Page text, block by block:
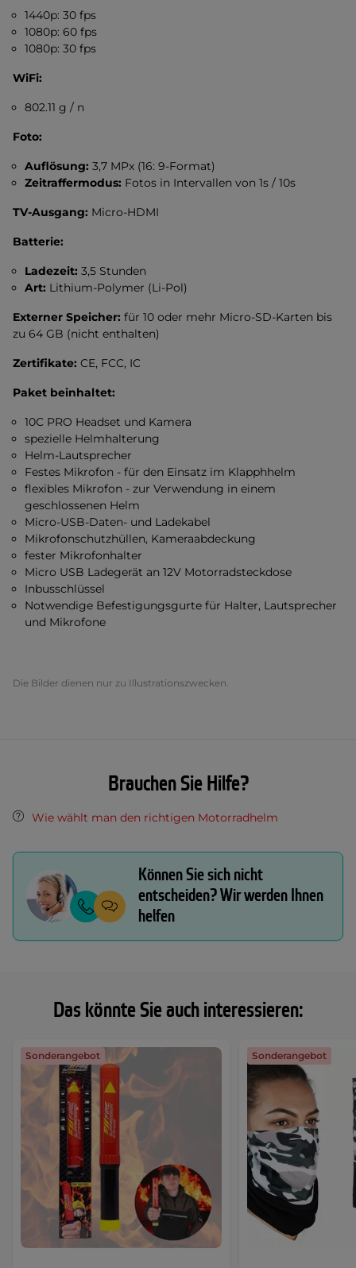
Das könnte Sie auch interessieren:
Sonderangebot Sonderangebot
1440p: 30 fps
1080p: 60 fps
1080p: 30 fps
WiFi:
802.11 g / n
Foto:
Auflösung: 3,7 MPx (16: 9-Format)
Zeitraffermodus: Fotos in Intervallen von 1s / 10s
TV-Ausgang: Micro-HDMI
Batterie:
Ladezeit: 3,5 Stunden
Art: Lithium-Polymer (Li-Pol)
Externer Speicher: für 10 oder mehr Micro-SD-Karten bis
zu 64 GB (nicht enthalten)
Zertifikate: CE, FCC, IC
Paket beinhaltet:
10C PRO Headset und Kamera
spezielle Helmhalterung
Helm-Lautsprecher
Festes Mikrofon - für den Einsatz im Klapphhelm
flexibles Mikrofon - zur Verwendung in einem
geschlossenen Helm
Micro-USB-Daten- und Ladekabel
Mikrofonschutzhüllen, Kameraabdeckung
fester Mikrofonhalter
Micro USB Ladegerät an 12V Motorradsteckdose
Inbusschlüssel
Notwendige Befestigungsgurte für Halter, Lautsprecher
und Mikrofone
Die Bilder dienen nur zu Illustrationszwecken.
Brauchen Sie Hilfe?
Wie wählt man den richtigen Motorradhelm
Können Sie sich nicht
entscheiden? Wir werden Ihnen
helfen